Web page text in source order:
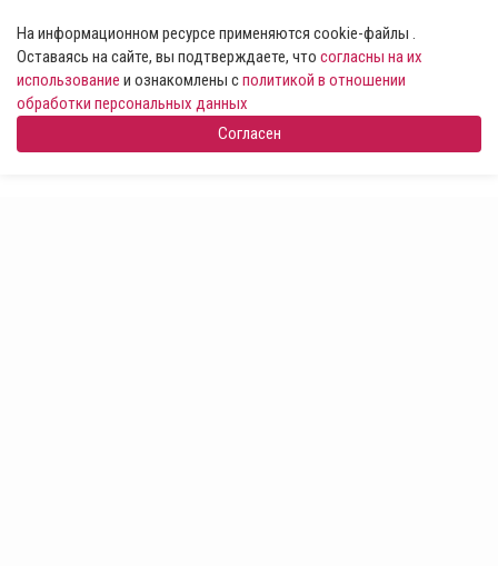
На информационном ресурсе применяются cookie-файлы .
Оставаясь на сайте, вы подтверждаете, что согласны на их
использование и ознакомлены сполитикой в отношении
обработки персональных данных
Согласен